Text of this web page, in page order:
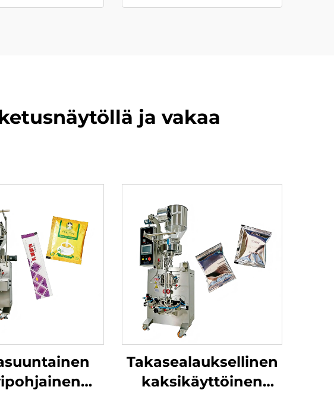
ja vakaa
Takasealauksellinen
kaksikäyttöinen